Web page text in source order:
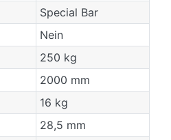
Special Bar
Nein
250 kg
2000 mm
16 kg
28,5 mm